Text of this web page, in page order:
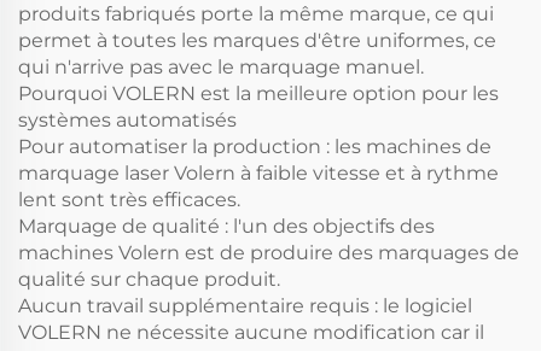
produits fabriqués porte la même marque, ce qui
permet à toutes les marques d'être uniformes, ce
qui n'arrive pas avec le marquage manuel.
Pourquoi VOLERN est la meilleure option pour les
systèmes automatisés
Pour automatiser la production : les machines de
marquage laser Volern à faible vitesse et à rythme
lent sont très efficaces.
Marquage de qualité : l'un des objectifs des
machines Volern est de produire des marquages de
qualité sur chaque produit.
Aucun travail supplémentaire requis : le logiciel
VOLERN ne nécessite aucune modification car il